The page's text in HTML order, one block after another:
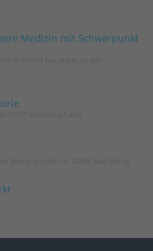
Medizin mit Schwerpunkt